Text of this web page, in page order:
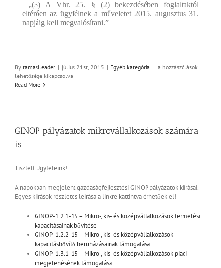
„(3) A Vhr. 25. § (2) bekezdésében foglaltaktól
eltérően az ügyfélnek a műveletet 2015. augusztus 31.
napjáig kell megvalósítani.”
By tamasileader | július 21st, 2015 | Egyéb kategória | Pályázat
változása
a hozzászólások
lehetősége kikapcsolva
Read More
GINOP pályázatok mikrovállalkozások számára
is
Tisztelt Ügyfeleink!
A napokban megjelent gazdaságfejlesztési GINOP pályázatok kiírásai.
Egyes kiírások részletes leírása a linkre kattintva érhetőek el!
GINOP-1.2.1-15 – Mikro-, kis- és középvállalkozások termelési
kapacitásainak bővítése
GINOP-1.2.2-15 – Mikro-, kis- és középvállalkozások
kapacitásbővítő beruházásainak támogatása
GINOP-1.3.1-15 – Mikro-, kis- és középvállalkozások piaci
megjelenésének támogatása